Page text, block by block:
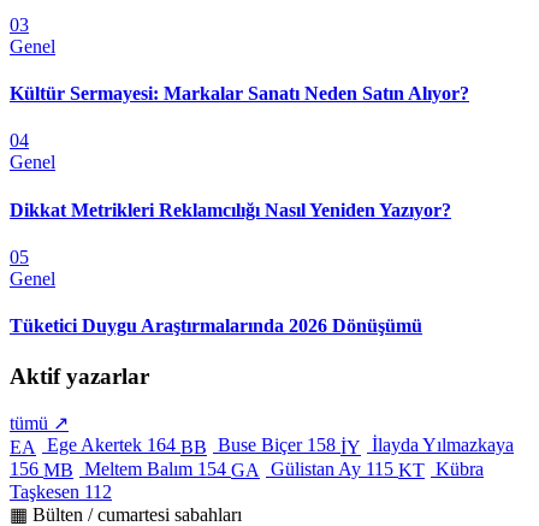
03
Genel
Kültür Sermayesi: Markalar Sanatı Neden Satın Alıyor?
04
Genel
Dikkat Metrikleri Reklamcılığı Nasıl Yeniden Yazıyor?
05
Genel
Tüketici Duygu Araştırmalarında 2026 Dönüşümü
Aktif yazarlar
tümü ↗
EA
Ege Akertek 164 BB Buse Biçer 158 İY İlayda Yılmazkaya
156 MB Meltem Balım 154 GA Gülistan Ay 115 KT Kübra
Taşkesen 112
▦ Bülten / cumartesi sabahları